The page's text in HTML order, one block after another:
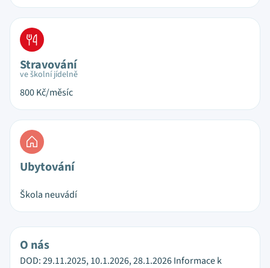
Stravování
ve školní jídelně
800Kč/měsíc
Ubytování
Škola neuvádí
O nás
DOD: 29.11.2025, 10.1.2026, 28.1.2026 Informace k